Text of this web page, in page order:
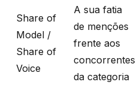
Share of
Model /
Share of
Voice
A sua fatia
de menções
frente aos
concorrentes
da categoria